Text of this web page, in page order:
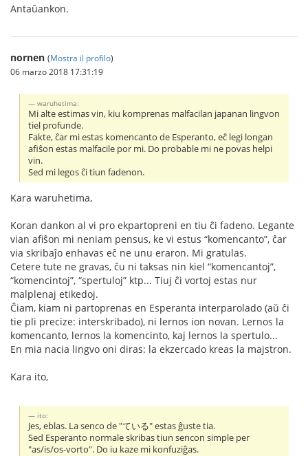
Antaŭankon.
nornen (Mostra il profilo)
06 marzo 2018 17:31:19
waruhetima:
Mi alte estimas vin, kiu komprenas malfacilan japanan lingvon
tiel profunde.
Fakte, ĉar mi estas komencanto de Esperanto, eĉ legi longan
afiŝon estas malfacile por mi. Do probable mi ne povas helpi
vin.
Sed mi legos ĉi tiun fadenon.
Kara waruhetima,
Koran dankon al vi pro ekpartopreni en tiu ĉi fadeno. Legante
vian afiŝon mi neniam pensus, ke vi estus “komencanto”, ĉar
via skribaĵo enhavas eĉ ne unu eraron. Mi gratulas.
Cetere tute ne gravas, ĉu ni taksas nin kiel “komencantoj”,
“komencintoj”, “spertuloj” ktp... Tiuj ĉi vortoj estas nur
malplenaj etikedoj.
Ĉiam, kiam ni partoprenas en Esperanta interparolado (aŭ ĉi
tie pli precize: interskribado), ni lernos ion novan. Lernos la
komencanto, lernos la komencinto, kaj lernos la spertulo...
En mia nacia lingvo oni diras: la ekzercado kreas la majstron.
Kara ito,
ito:
Jes, eblas. La senco de "ている" estas ĝuste tia.
Sed Esperanto normale skribas tiun sencon simple per
"as/is/os-vorto". Do iu kaze mi konfuziĝas.